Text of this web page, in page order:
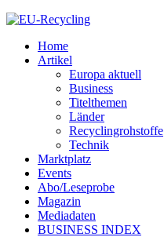
Home
Artikel
Europa aktuell
Business
Titelthemen
Länder
Recyclingrohstoffe
Technik
Marktplatz
Events
Abo/Leseprobe
Magazin
Mediadaten
BUSINESS INDEX